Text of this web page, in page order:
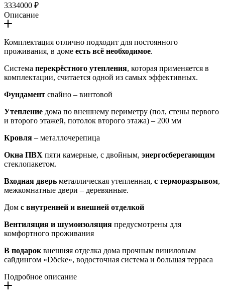
3334000 ₽
Описание
Комплектация отлично подходит для постоянного
проживания, в доме есть всё необходимое.
Система перекрёстного утепления, которая применяется в
комплектации, считается одной из самых эффективных.
Фундамент свайно – винтовой
Утепление дома по внешнему периметру (пол, стены первого
и второго этажей, потолок второго этажа) – 200 мм
Кровля – металлочерепица
Окна ПВХ пяти камерные, с двойным, энергосберегающим
стеклопакетом.
Входная дверь металлическая утепленная, с терморазрывом,
межкомнатные двери – деревянные.
Дом с внутренней и внешней отделкой
Вентиляция и шумоизоляция предусмотрены для
комфортного проживания
В подароквнешняя отделка дома прочным виниловым
сайдингом «Döcke», водосточная система и большая терраса
Подробное описание